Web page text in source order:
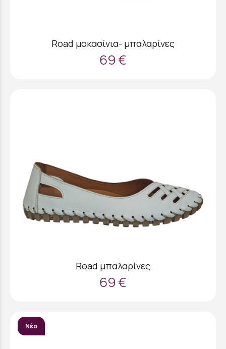
Road μοκασίνια- μπαλαρίνες
69 €
Road μπαλαρίνες
69 €
Νέο